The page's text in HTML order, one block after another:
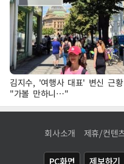
김지수, '여행사 대표' 변신 근황
"가볼 만하니…"
회사소개 제휴/컨텐
PC화면 제보하기